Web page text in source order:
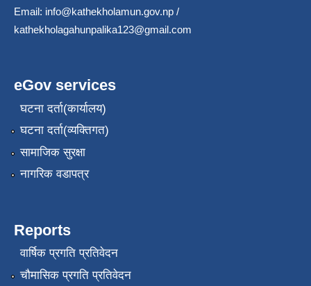
Email: info@kathekholamun.gov.np /
kathekholagahunpalika123@gmail.com
eGov services
घटना दर्ता(कार्यालय)
घटना दर्ता(व्यक्तिगत)
सामाजिक सुरक्षा
नागरिक वडापत्र
Reports
वार्षिक प्रगति प्रतिवेदन
चौमासिक प्रगति प्रतिवेदन